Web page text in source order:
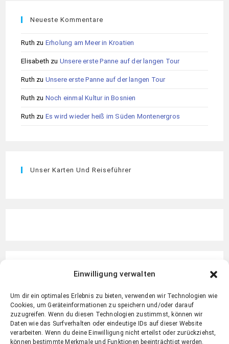
Einwilligung verwalten
Um dir ein optimales Erlebnis zu bieten, verwenden wir Technologien wie
Cookies, um Geräteinformationen zu speichern und/oder darauf
zuzugreifen. Wenn du diesen Technologien zustimmst, können wir
Daten wie das Surfverhalten oder eindeutige IDs auf dieser Website
verarbeiten. Wenn du deine Einwilligung nicht erteilst oder zurückziehst,
können bestimmte Merkmale und Funktionen beeinträchtigt werden.
Neueste Kommentare
Ruth zu Erholung am Meer in Kroatien
Elisabeth zu Unsere erste Panne auf der langen Tour
Ruth zu Unsere erste Panne auf der langen Tour
Ruth zu Noch einmal Kultur in Bosnien
Ruth zu Es wird wieder heiß im Süden Montenergros
Unser Karten Und Reiseführer